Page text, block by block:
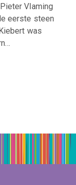
Vlaming
eerste steen
was